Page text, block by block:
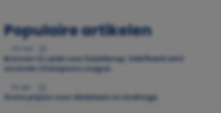
Populaire artikelen
Bronzen CL-plak voor Daalderop, Vakifbank wint
zevende Champions League
Grote prijzen voor Abdelaziz en Andringa